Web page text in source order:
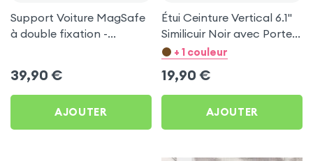
Support Voiture MagSafe
à double fixation -
39,90 €
AJOUTER
Étui Ceinture Vertical 6.1''
Similicuir Noir avec Porte
carte pour Nokia 7230
+ 1 couleur
19,90 €
AJOUTER